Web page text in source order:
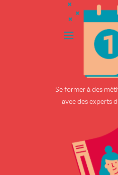
Se former à des
avec des experts